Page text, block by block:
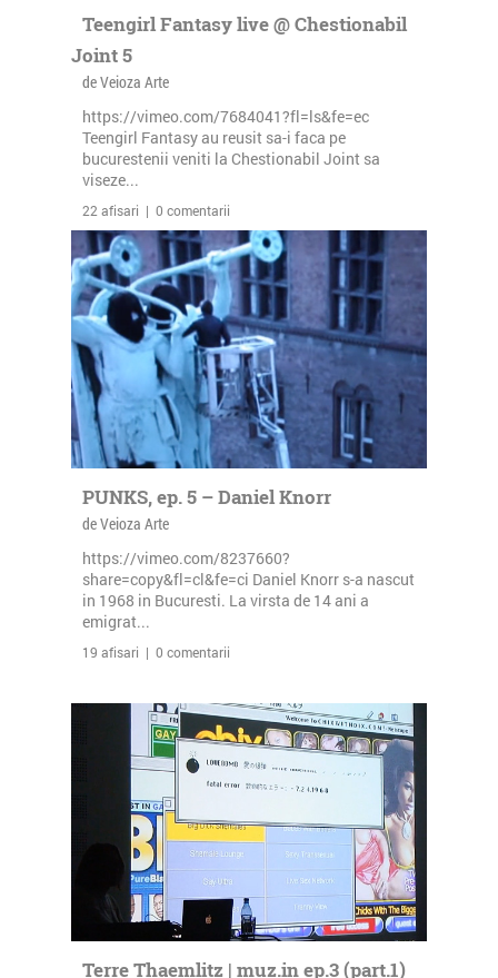
Teengirl Fantasy live @ Chestionabil
Joint 5
de Veioza Arte
https://vimeo.com/7684041?fl=ls&fe=ec
Teengirl Fantasy au reusit sa-i faca pe
bucurestenii veniti la Chestionabil Joint sa
viseze...
22 afisari | 0 comentarii
PUNKS, ep. 5 – Daniel Knorr
de Veioza Arte
https://vimeo.com/8237660?
share=copy&fl=cl&fe=ci Daniel Knorr s-a nascut
in 1968 in Bucuresti. La virsta de 14 ani a
emigrat...
19 afisari | 0 comentarii
Terre Thaemlitz | muz.in ep.3 (part.1)